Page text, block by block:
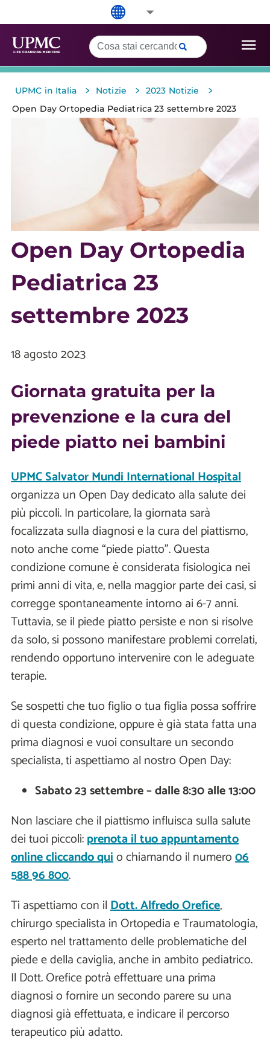
UPMC in Italia > Notizie > 2023 Notizie >
Open Day Ortopedia Pediatrica 23 settembre 2023
Open Day Ortopedia
Pediatrica 23
settembre 2023
18 agosto 2023
Giornata gratuita per la
prevenzione e la cura del
piede piatto nei bambini
UPMC Salvator Mundi International Hospital
organizza un Open Day dedicato alla salute dei
più piccoli. In particolare, la giornata sarà
focalizzata sulla diagnosi e la cura del piattismo,
noto anche come “piede piatto”. Questa
condizione comune è considerata fisiologica nei
primi anni di vita, e, nella maggior parte dei casi, si
corregge spontaneamente intorno ai 6-7 anni.
Tuttavia, se il piede piatto persiste e non si risolve
da solo, si possono manifestare problemi correlati,
rendendo opportuno intervenire con le adeguate
terapie.
Se sospetti che tuo figlio o tua figlia possa soffrire
di questa condizione, oppure è già stata fatta una
prima diagnosi e vuoi consultare un secondo
specialista, ti aspettiamo al nostro Open Day:
Sabato 23 settembre – dalle 8:30 alle 13:00
Non lasciare che il piattismo influisca sulla salute
dei tuoi piccoli:prenota il tuo appuntamento
online cliccando quio chiamando il numero06
588 96 800.
Ti aspettiamo con ilDott. Alfredo Orefice,
chirurgo specialista in Ortopedia e Traumatologia,
esperto nel trattamento delle problematiche del
piede e della caviglia, anche in ambito pediatrico.
Il Dott. Orefice potrà effettuare una prima
diagnosi o fornire un secondo parere su una
diagnosi già effettuata, e indicare il percorso
terapeutico più adatto.